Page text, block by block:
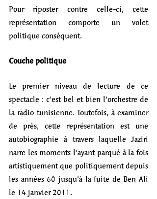
Pour riposter contre celle-ci, cette
représentation comporte un volet
politique conséquent.
Couche politique
Le premier niveau de lecture de ce
spectacle : c'est bel et bien l'orchestre de
la radio tunisienne. Toutefois, à examiner
de près, cette représentation est une
autobiographie à travers laquelle Jaziri
narre les moments l'ayant parqué à la fois
artistiquement que politiquement depuis
les années 60 jusqu'à la fuite de Ben Ali
le 14 janvier 2011.